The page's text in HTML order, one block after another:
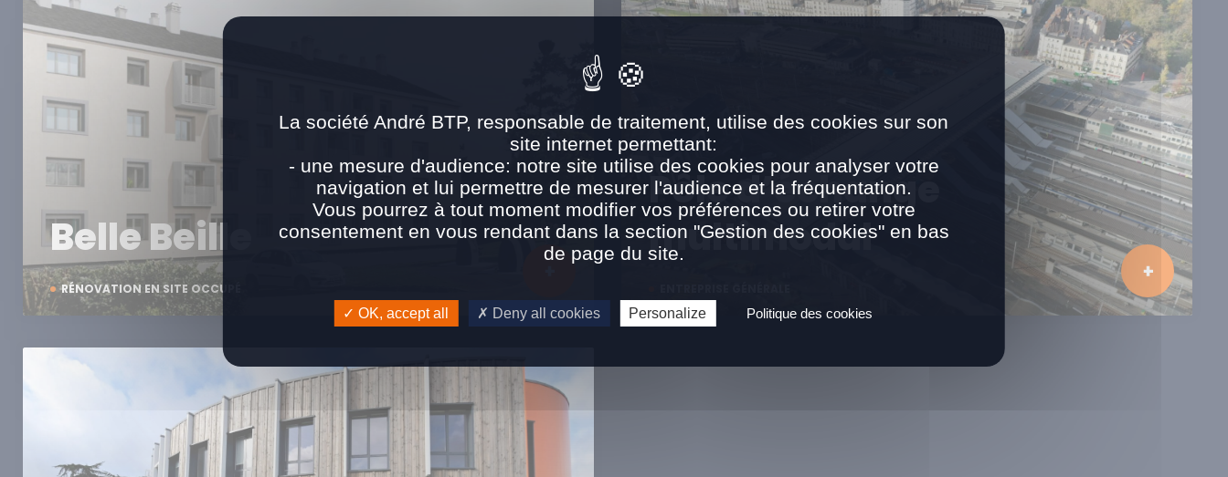
RÉNOVATION EN SITE OCCUPÉ
Belle Beille
Pôle d’échange
multimodal
La société André BTP, responsable de traitement, utilise des cookies sur son
site internet permettant:
- une mesure d'audience: notre site utilise des cookies pour analyser votre
navigation et lui permettre de mesurer l'audience et la fréquentation.
Vous pourrez à tout moment modifier vos préférences ou retirer votre
consentement en vous rendant dans la section "Gestion des cookies" en bas
de page du site.
OK, accept all Deny all cookies Personalize Politique des cookies